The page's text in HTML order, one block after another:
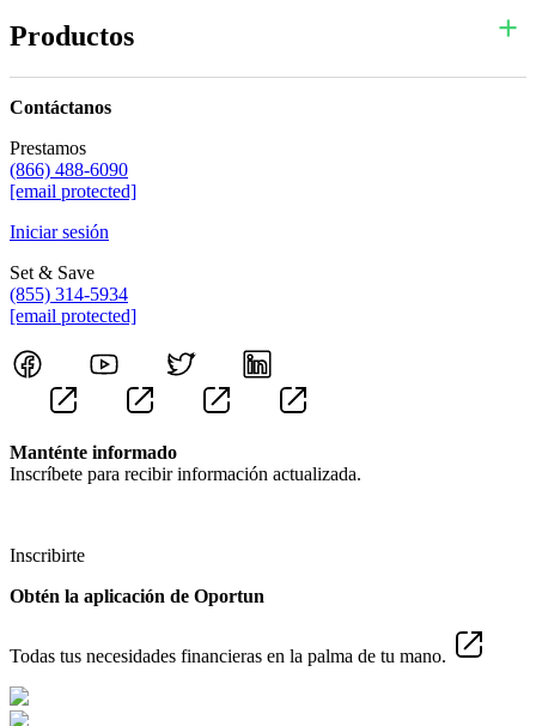
Productos
Contáctanos
Prestamos
(866) 488-6090
[email protected]
Iniciar sesión
Set & Save
(855) 314-5934
[email protected]
Manténte informado
Inscríbete para recibir información actualizada.
Inscribirte
Obtén la aplicación de Oportun
Todas tus necesidades financieras en la palma de tu mano.